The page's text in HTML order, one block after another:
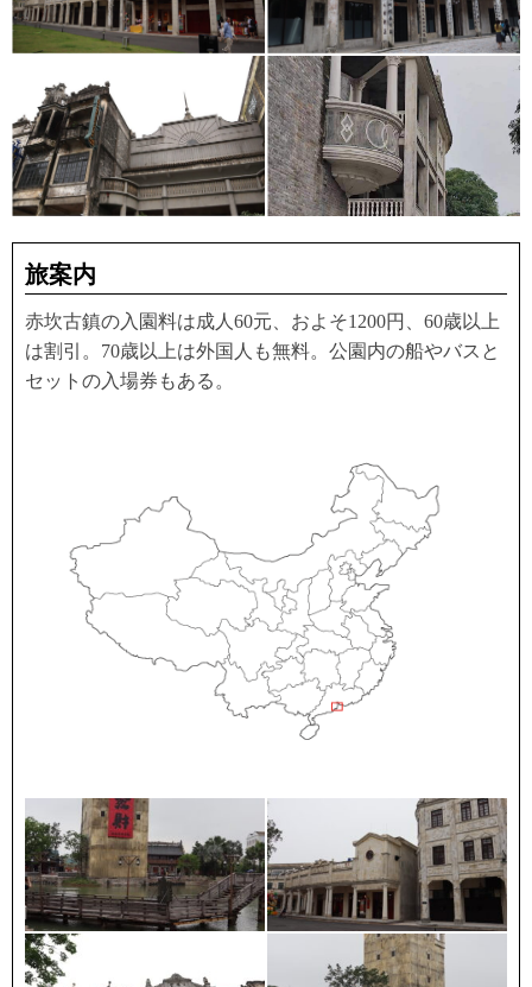
旅案内
赤坎古鎮の入園料は成人60元、およそ1200円、60歳以上
は割引。70歳以上は外国人も無料。公園内の船やバスと
セットの入場券もある。